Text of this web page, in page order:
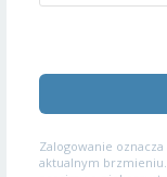
Zalogowanie
aktualnym brzmieniu.